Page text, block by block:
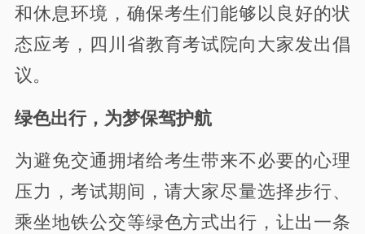
和休息环境，确保考生们能够以良好的状
态应考，四川省教育考试院向大家发出倡
议。
绿色出行，为梦保驾护航
为避免交通拥堵给考生带来不必要的心理
压力，考试期间，请大家尽量选择步行、
乘坐地铁公交等绿色方式出行，让出一条